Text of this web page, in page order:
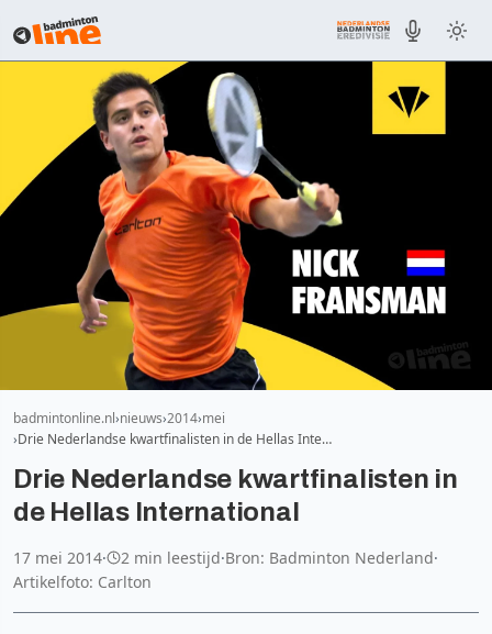
badmintonline.nl nieuws 2014 mei
Drie Nederlandse kwartfinalisten in de Hellas Inte…
Drie Nederlandse kwartfinalisten in
de Hellas International
17 mei 2014· 2 min leestijd·Bron: Badminton Nederland·
Artikelfoto: Carlton